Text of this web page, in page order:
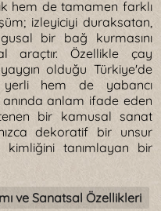
hem de tamamen farklı
izleyiciyi duraksatan,
bir bağ kurmasını
araçtır. Özellikle çay
olduğu Türkiye'de
hem de yabancı
anında anlam ifade eden
bir kamusal sanat
dekoratif bir unsur
kimliğini tanımlayan bir
ve Sanatsal Özellikleri